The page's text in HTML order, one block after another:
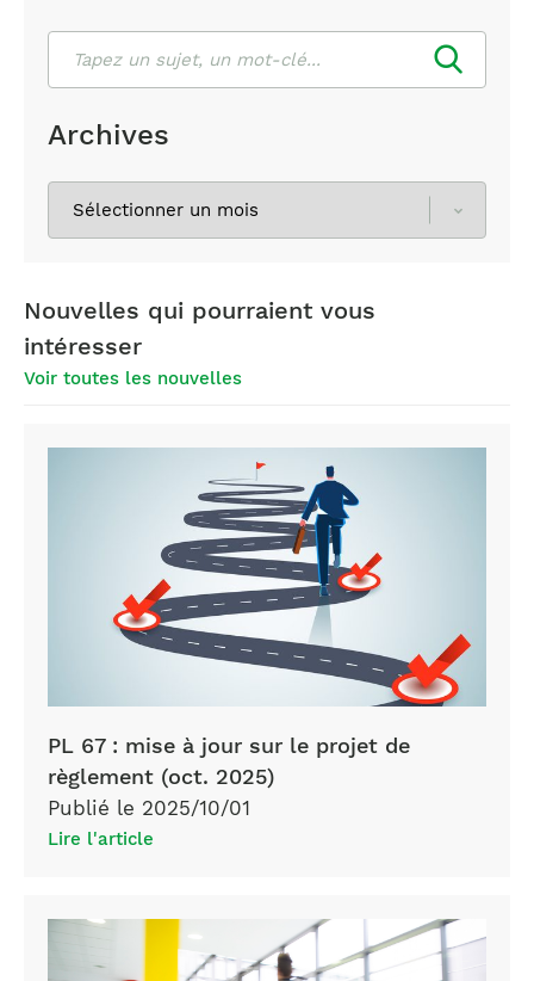
Archives
Nouvelles qui pourraient vous
intéresser
Voir toutes les nouvelles
PL 67 : mise à jour sur le projet de
règlement (oct. 2025)
Publié le 2025/10/01
Lire l'article